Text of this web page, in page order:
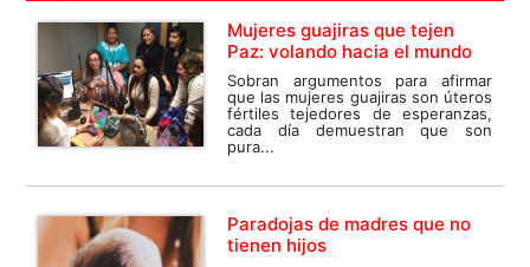
Mujeres guajiras que tejen
Paz: volando hacia el mundo
Sobran argumentos para afirmar
que las mujeres guajiras son úteros
fértiles tejedores de esperanzas,
cada día demuestran que son
pura...
Paradojas de madres que no
tienen hijos